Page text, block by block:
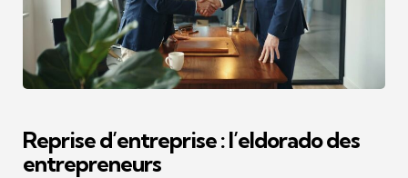
Reprise d’entreprise : l’eldorado des
entrepreneurs